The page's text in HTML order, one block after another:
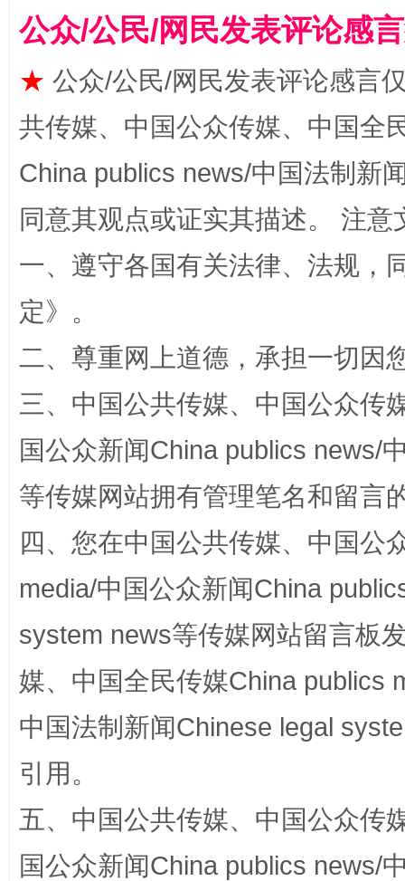
阿坝州三大球赛在茂县开幕 规模
国家大学科技园优化重塑工作
公众/公民/网民发表评论感
★ 公众/公民/网民发表评论感言
共传媒、中国公众传媒、中国全
China publics news/中国法制新
同意其观点或证实其描述。 注
一、遵守各国有关法律、法规，
定》。
二、尊重网上道德，承担一切因
三、中国公共传媒、中国公众传
国公众新闻China publics news/
等传媒网站拥有管理笔名和留言
四、您在中国公共传媒、中国公
media/中国公众新闻China
system news等传媒网站留言板
媒、中国全民传媒China publics
中国法制新闻Chinese legal
引用。
五、中国公共传媒、中国公众传
国公众新闻China publics news/